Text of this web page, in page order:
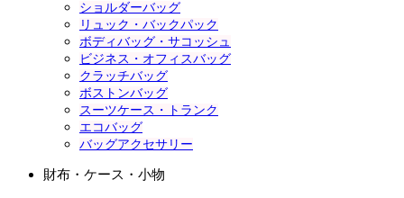
ショルダーバッグ
リュック・バックパック
ボディバッグ・サコッシュ
ビジネス・オフィスバッグ
クラッチバッグ
ボストンバッグ
スーツケース・トランク
エコバッグ
バッグアクセサリー
財布・ケース・小物